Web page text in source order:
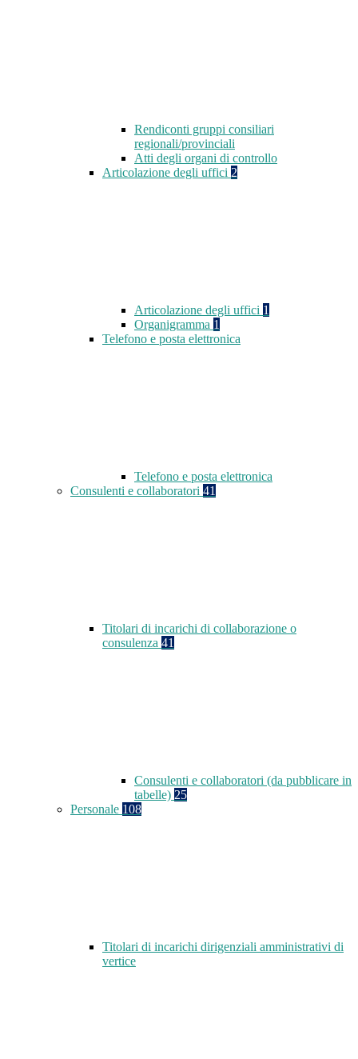
Rendiconti gruppi consiliari
regionali/provinciali
Atti degli organi di controllo
Articolazione degli uffici 2
Articolazione degli uffici 1
Organigramma 1
Telefono e posta elettronica
Telefono e posta elettronica
Consulenti e collaboratori 41
Titolari di incarichi di collaborazione o
consulenza 41
Consulenti e collaboratori (da pubblicare in
tabelle) 25
Personale 108
Titolari di incarichi dirigenziali amministrativi di
vertice